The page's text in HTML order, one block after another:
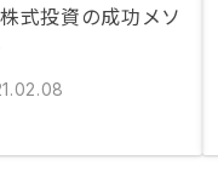
式投資の成功メソ